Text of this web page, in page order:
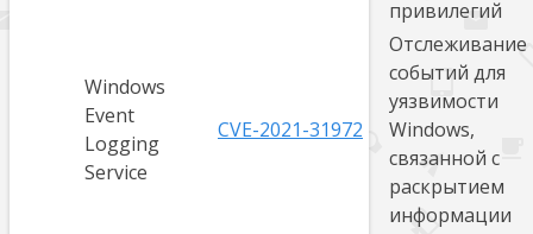
привилегий
Windows
Event
Logging
Service
CVE-2021-31972
Отслеживание
событий для
уязвимости
Windows,
связанной с
раскрытием
информации